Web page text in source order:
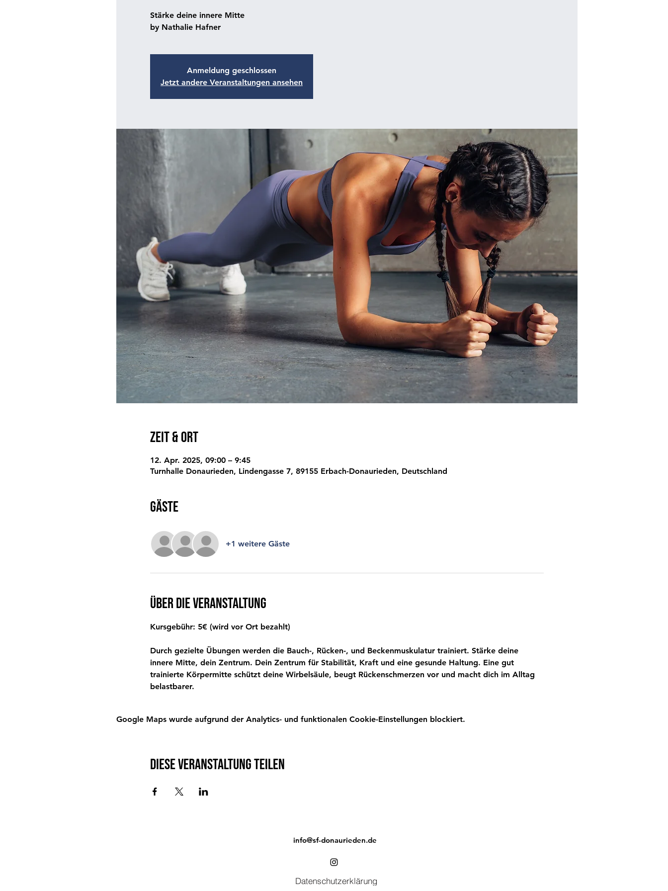
Stärke deine innere Mitte
by Nathalie Hafner
Anmeldung geschlossen
Jetzt andere Veranstaltungen ansehen
Zeit & Ort
12. Apr. 2025, 09:00 – 9:45
Turnhalle Donaurieden, Lindengasse 7, 89155 Erbach-Donaurieden, Deutschland
Gäste
+1 weitere Gäste
Über die Veranstaltung
Kursgebühr: 5€ (wird vor Ort bezahlt)
Durch gezielte Übungen werden die Bauch-, Rücken-, und Beckenmuskulatur trainiert. Stärke deine
innere Mitte, dein Zentrum. Dein Zentrum für Stabilität, Kraft und eine gesunde Haltung. Eine gut
trainierte Körpermitte schützt deine Wirbelsäule, beugt Rückenschmerzen vor und macht dich im Alltag
belastbarer.
Google Maps wurde aufgrund der Analytics- und funktionalen Cookie-Einstellungen blockiert.
Diese Veranstaltung teilen
info@sf-donaurieden.de
Datenschutzerklärung